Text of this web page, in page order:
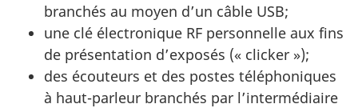
branchés au moyen d’un câble USB;
une clé électronique RF personnelle aux fins
de présentation d’exposés (« clicker »);
des écouteurs et des postes téléphoniques
à haut-parleur branchés par l’intermédiaire